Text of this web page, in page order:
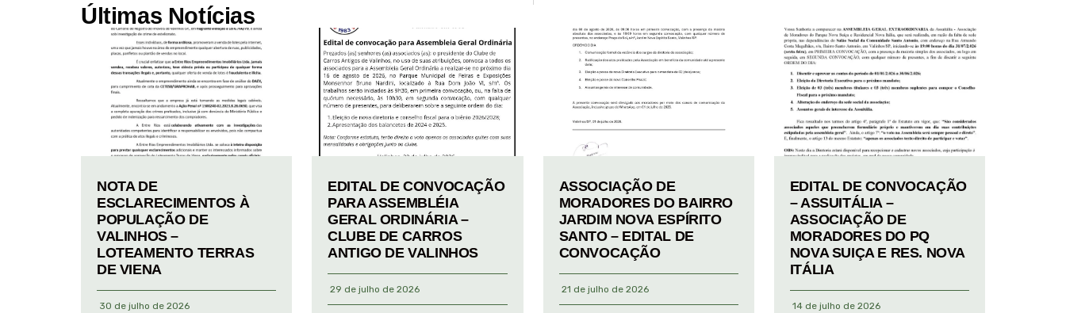
Últimas Notícias
NOTA DE
ESCLARECIMENTOS À
POPULAÇÃO DE
VALINHOS –
LOTEAMENTO TERRAS
DE VIENA
30 de julho de 2026
EDITAL DE CONVOCAÇÃO
PARA ASSEMBLÉIA
GERAL ORDINÁRIA –
CLUBE DE CARROS
ANTIGO DE VALINHOS
29 de julho de 2026
ASSOCIAÇÃO DE
MORADORES DO BAIRRO
JARDIM NOVA ESPÍRITO
SANTO – EDITAL DE
CONVOCAÇÃO
21 de julho de 2026
EDITAL DE CONVOCAÇÃO
– ASSUITÁLIA –
ASSOCIAÇÃO DE
MORADORES DO PQ
NOVA SUIÇA E RES. NOVA
ITÁLIA
14 de julho de 2026